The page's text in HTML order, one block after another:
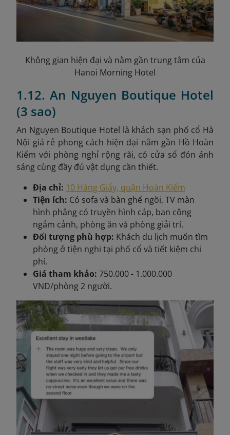
Không gian hiện đại và nằm gần trung tâm của
Hanoi Morning Hotel
1.12. An Nguyen Boutique Hotel
(3 sao)
An Nguyen Boutique Hotel là khách sạn phố cổ Hà
Nội giá rẻ phong cách hiện đại nằm gần Hồ Hoàn
Kiếm với phòng nghỉ rộng rãi, có cửa sổ đón ánh
sáng cùng đầy đủ vật dụng cần thiết.
Địa chỉ: 10 Hàng Giấy, quận Hoàn Kiếm
Tiện ích: Có sofa và bàn ghế ngồi, TV màn
hình phẳng có truyền hình cáp, ban công
ngắm cảnh, phòng ăn và phòng giải trí.
Đối tượng phù hợp: Khách du lịch muốn tìm
phòng ở tiện nghi tại phố cổ và tiết kiệm chi
phí.
Giá tham khảo: 750.000 - 1.000.000
VND/phòng 2 người.